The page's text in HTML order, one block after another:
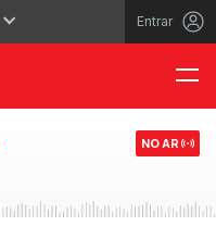
Entrar
NO AR